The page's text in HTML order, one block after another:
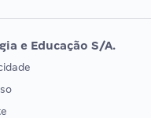
DE ORDEM
e Educação S/A.